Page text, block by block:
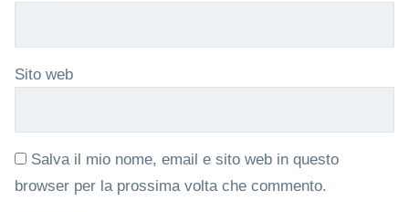
Sito web
Salva il mio nome, email e sito web in questo
browser per la prossima volta che commento.